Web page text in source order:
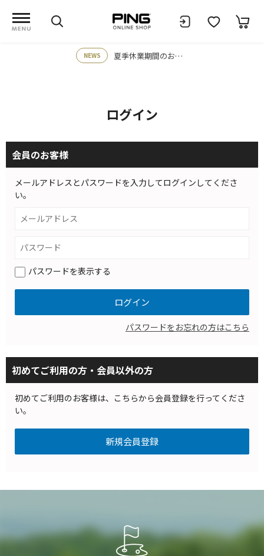
NEWS 夏季休業期間のお知らせ
ログイン
会員のお客様
メールアドレスとパスワードを入力してログインしてくださ
い。
パスワードを表示する
パスワードをお忘れの方はこちら
初めてご利用の方・会員以外の方
初めてご利用のお客様は、こちらから会員登録を行ってくださ
い。